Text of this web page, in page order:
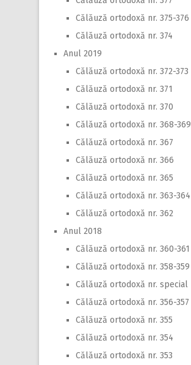
Călăuză ortodoxă nr. 375-376
Călăuză ortodoxă nr. 374
Anul 2019
Călăuză ortodoxă nr. 372-373
Călăuză ortodoxă nr. 371
Călăuză ortodoxă nr. 370
Călăuză ortodoxă nr. 368-369
Călăuză ortodoxă nr. 367
Călăuză ortodoxă nr. 366
Călăuză ortodoxă nr. 365
Călăuză ortodoxă nr. 363-364
Călăuză ortodoxă nr. 362
Anul 2018
Călăuză ortodoxă nr. 360-361
Călăuză ortodoxă nr. 358-359
Călăuză ortodoxă nr. special
Călăuză ortodoxă nr. 356-357
Călăuză ortodoxă nr. 355
Călăuză ortodoxă nr. 354
Călăuză ortodoxă nr. 353